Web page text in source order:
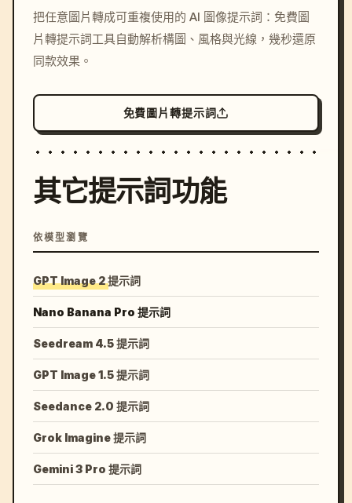
c, cyberpunk sunset, neon
colors, 8k --v 6.0
把任意圖片轉成可重複使用的 AI 圖像提示詞：免費圖
片轉提示詞工具自動解析構圖、風格與光線，幾秒還原
同款效果。
免費圖片轉提示詞
其它提示詞功能
依模型瀏覽
GPT Image 2 提示詞
Nano Banana Pro 提示詞
Seedream 4.5 提示詞
GPT Image 1.5 提示詞
Seedance 2.0 提示詞
Grok Imagine 提示詞
Gemini 3 Pro 提示詞